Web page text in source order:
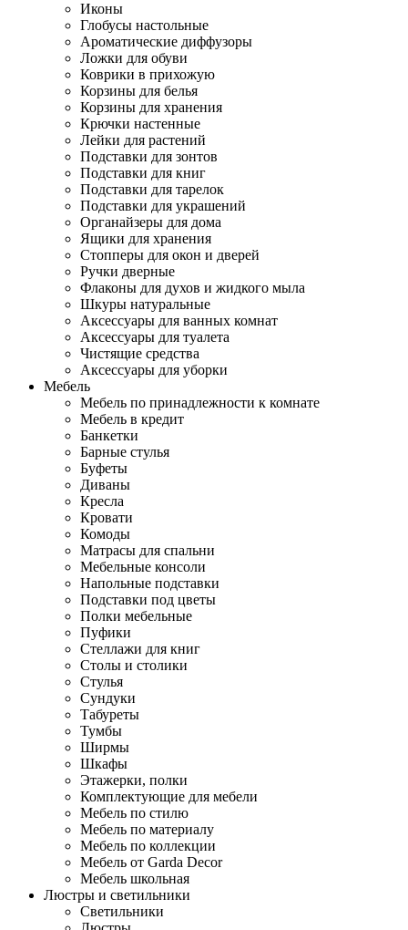
Иконы
Глобусы настольные
Ароматические диффузоры
Ложки для обуви
Коврики в прихожую
Корзины для белья
Корзины для хранения
Крючки настенные
Лейки для растений
Подставки для зонтов
Подставки для книг
Подставки для тарелок
Подставки для украшений
Органайзеры для дома
Ящики для хранения
Стопперы для окон и дверей
Ручки дверные
Флаконы для духов и жидкого мыла
Шкуры натуральные
Аксессуары для ванных комнат
Аксессуары для туалета
Чистящие средства
Аксессуары для уборки
Мебель
Мебель по принадлежности к комнате
Мебель в кредит
Банкетки
Барные стулья
Буфеты
Диваны
Кресла
Кровати
Комоды
Матрасы для спальни
Мебельные консоли
Напольные подставки
Подставки под цветы
Полки мебельные
Пуфики
Стеллажи для книг
Столы и столики
Стулья
Сундуки
Табуреты
Тумбы
Ширмы
Шкафы
Этажерки, полки
Комплектующие для мебели
Мебель по стилю
Мебель по материалу
Мебель по коллекции
Мебель от Garda Decor
Мебель школьная
Люстры и светильники
Светильники